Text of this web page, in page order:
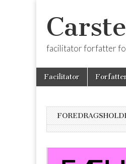
facilitator forfatter
Main
menu
Skip
Facilitator